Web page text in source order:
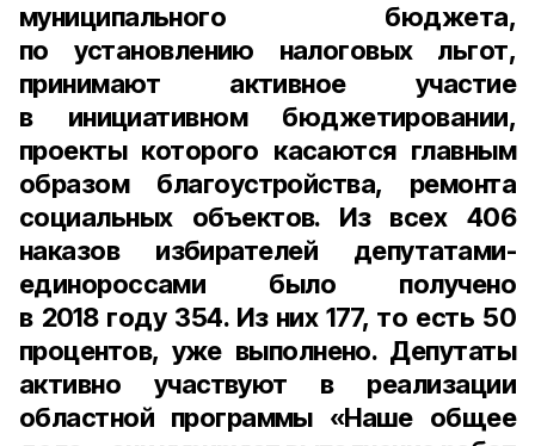
муниципального бюджета,
по установлению налоговых льгот,
принимают активное участие
в инициативном бюджетировании,
проекты которого касаются главным
образом благоустройства, ремонта
социальных объектов. Из всех 406
наказов избирателей депутатами-
единороссами было получено
в 2018 году 354. Из них 177, то есть 50
процентов, уже выполнено. Депутаты
активно участвуют в реализации
областной программы «Наше общее